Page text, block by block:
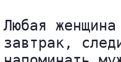
Любая
завтрак,